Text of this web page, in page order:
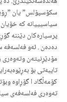
سکۆسپۆلس” یان
سیاسیییانه‌ که‌
پرسیاره‌کان دێننه‌
ده‌ده‌ن . ئه‌و
مۆدێڕنیته‌ن
تایبه‌تی بۆ
کۆمه‌ڵگاد ا گۆڕاوه‌
ته‌وه‌ری فه‌لسه‌فه‌ی